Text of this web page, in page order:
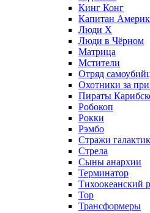
Кинг Конг
Капитан
Люди X
Люди в Чёрном
Матрица
Мстители
Отряд
Охотники за
Пираты
Робокоп
Рокки
Рэмбо
Стражи
Стрела
Сыны анархии
Терминатор
Тихоокеанский
Тор
Трансформеры